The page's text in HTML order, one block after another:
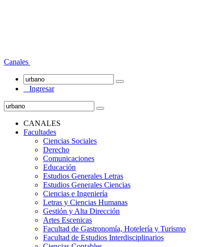
Canales
Ingresar
CANALES
Facultades
Ciencias Sociales
Derecho
Comunicaciones
Educación
Estudios Generales Letras
Estudios Generales Ciencias
Ciencias e Ingeniería
Letras y Ciencias Humanas
Gestión y Alta Dirección
Artes Escenicas
Facultad de Gastronomía, Hotelería y Turismo
Facultad de Estudios Interdisciplinarios